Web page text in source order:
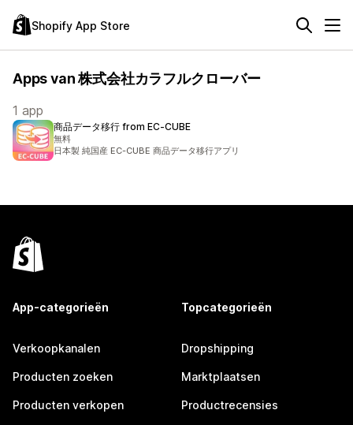
Shopify App Store
Apps van 株式会社カラフルクローバー
1 app
商品データ移行 from EC‑CUBE
無料
日本製 純国産 EC-CUBE 商品データ移行アプリ
App-categorieën
Verkoopkanalen
Producten zoeken
Producten verkopen
Topcategorieën
Dropshipping
Marktplaatsen
Productrecensies